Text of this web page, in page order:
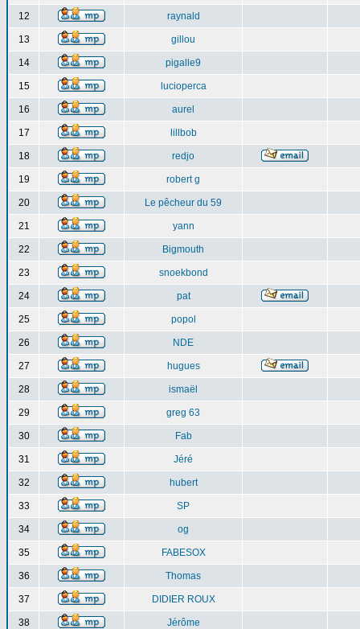
12 raynald
13 gillou
14 pigalle9
15 lucioperca
16 aurel
17 lillbob
18 redjo
19 robert g
20 Le pêcheur du 59
21 yann
22 Bigmouth
23 snoekbond
24 pat
25 popol
26 NDE
27 hugues
28 ismaël
29 greg 63
30 Fab
31 Jéré
32 hubert
33 SP
34 og
35 FABESOX
36 Thomas
37 DIDIER ROUX
38 Jérôme